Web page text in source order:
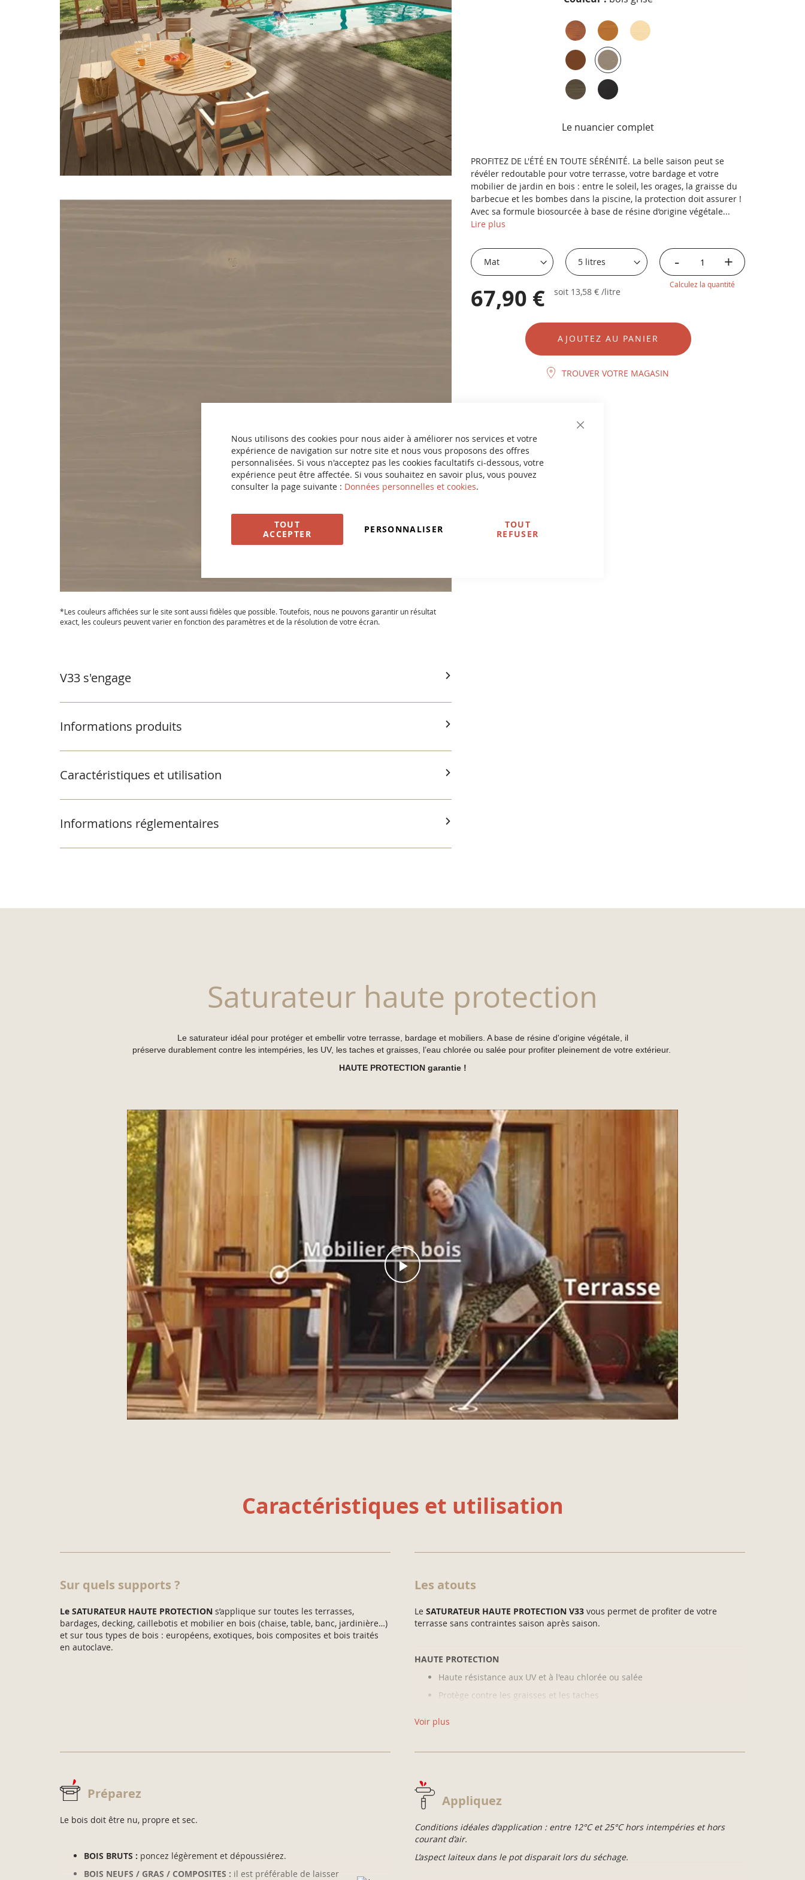
CLOSE
Nous utilisons des cookies pour nous aider à améliorer nos services et votre
expérience de navigation sur notre site et nous vous proposons des offres
personnalisées. Si vous n'acceptez pas les cookies facultatifs ci-dessous, votre
expérience peut être affectée. Si vous souhaitez en savoir plus, vous pouvez
consulter la page suivante : Données personnelles et cookies.
TOUT
ACCEPTER
PERSONNALISER
TOUT
REFUSER
au
début
Le nuancier complet
PROFITEZ DE L'ÉTÉ EN TOUTE SÉRÉNITÉ. La belle saison peut se
révéler redoutable pour votre terrasse, votre bardage et votre
mobilier de jardin en bois : entre le soleil, les orages, la graisse du
barbecue et les bombes dans la piscine, la protection doit assurer !
Avec sa formule biosourcée à base de résine d’origine végétale...
Lire plus
- +
Calculez la quantité
67,90 € soit 13,58 € /litre
AJOUTEZ AU PANIER
TROUVER VOTRE MAGASIN
*Les couleurs affichées sur le site sont aussi fidèles que possible. Toutefois, nous ne pouvons garantir un résultat
exact, les couleurs peuvent varier en fonction des paramètres et de la résolution de votre écran.
V33 s'engage
Informations produits
Caractéristiques et utilisation
Informations réglementaires
Saturateur haute protection
Le saturateur idéal pour protéger et embellir votre terrasse, bardage et mobiliers. A base de résine d'origine végétale, il
préserve durablement contre les intempéries, les UV, les taches et graisses, l’eau chlorée ou salée pour profiter pleinement de votre extérieur.
HAUTE PROTECTION garantie !
Caractéristiques et utilisation
Sur quels supports ?
Le SATURATEUR HAUTE PROTECTION s’applique sur toutes les terrasses,
bardages, decking, caillebotis et mobilier en bois (chaise, table, banc, jardinière…)
et sur tous types de bois : européens, exotiques, bois composites et bois traités
en autoclave.
Les atouts
Le SATURATEUR HAUTE PROTECTION V33 vous permet de profiter de votre
terrasse sans contraintes saison après saison.
HAUTE PROTECTION
Haute résistance aux UV et à l'eau chlorée ou salée
Protège contre les graisses et les taches
indépendant selon la norme NF EN 16165, test effectué pieds nus)
naturel du bois
bois tachés, vieillis ou grisaillés.
Voir plus
Préparez
Le bois doit être nu, propre et sec.
BOIS BRUTS : poncez légèrement et dépoussiérez.
BOIS NEUFS / GRAS / COMPOSITES : il est préférable de laisser
Appliquez
Conditions idéales d’application : entre 12°C et 25°C hors intempéries et hors
courant d’air.
L’aspect laiteux dans le pot disparait lors du séchage.